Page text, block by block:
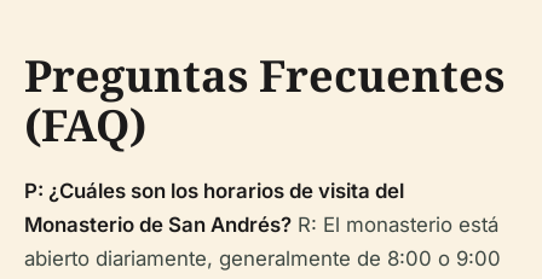
Preguntas Frecuentes
(FAQ)
P: ¿Cuáles son los horarios de visita del
Monasterio de San Andrés? R: El monasterio está
abierto diariamente, generalmente de 8:00 o 9:00